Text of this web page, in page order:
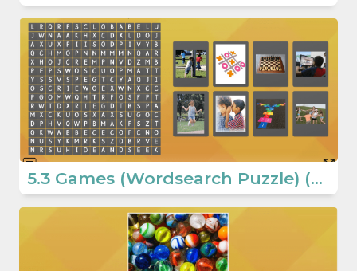
5.3 Games (Wordsearch Puzzle) (5.Sınıf İngilizce Oyun)